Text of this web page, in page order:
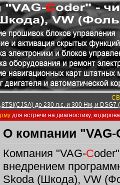
до 230 л.с. и 300 Нм, и
для встречи на диагностику,
О компании "VAG-
Компания "VAG-C
внедрением
Skoda (Шкода), VW